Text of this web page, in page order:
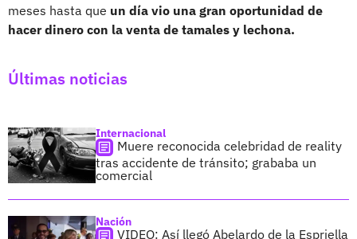
meses hasta que un día vio una gran oportunidad de
hacer dinero con la venta de tamales y lechona.
Últimas noticias
Internacional
Muere reconocida celebridad de reality
tras accidente de tránsito; grababa un
comercial
Nación
VIDEO: Así llegó Abelardo de la Espriella